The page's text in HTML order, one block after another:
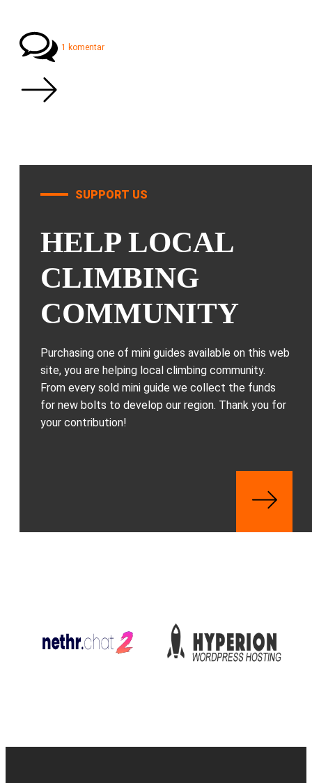
1 komentar
SUPPORT US
HELP LOCAL
CLIMBING
COMMUNITY
Purchasing one of mini guides available on this web
site, you are helping local climbing community.
From every sold mini guide we collect the funds
for new bolts to develop our region. Thank you for
your contribution!